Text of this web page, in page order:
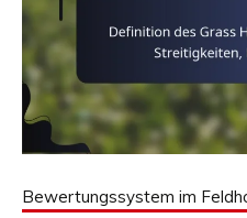
Bewertungssystem im